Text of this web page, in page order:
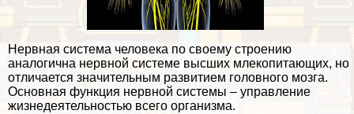
Нервная система человека по своему строению
аналогична нервной системе высших млекопитающих, но
отличается значительным развитием головного мозга.
Основная функция нервной системы – управление
жизнедеятельностью всего организма.